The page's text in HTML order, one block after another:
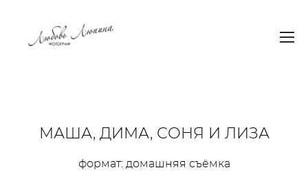
МАША, ДИМА, СОНЯ И ЛИЗА
формат: домашняя съёмка